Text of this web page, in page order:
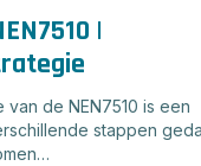
|
van de NEN7510 is een
stappen